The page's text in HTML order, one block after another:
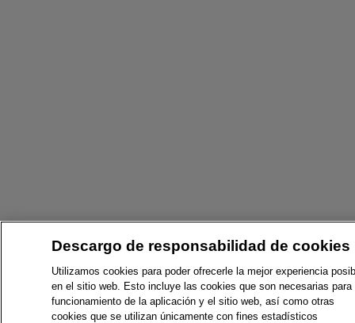
Descargo de responsabilidad de cookies
Utilizamos cookies para poder ofrecerle la mejor experiencia
en el sitio web. Esto incluye las cookies que son necesarias para
funcionamiento de la aplicación y el sitio web, así como otras
cookies que se utilizan únicamente con fines estadísticos